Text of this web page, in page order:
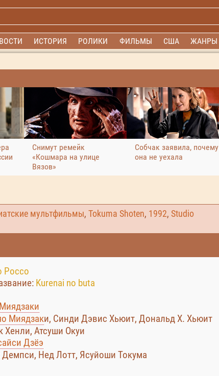
ИСТОРИЯ РОЛИКИ ФИЛЬМЫ США ЖАНРЫ
Снимут ремейк
«Кошмара на улице
Вязов»
Собчак заявила, почему
она не уехала
мультфильмы, Tokuma Shoten, 1992, Studio
Россо
Kurenai no buta
Миядзаки, Синди Дэвис Хьюит, Дональд Х. Хьюит
Хенли, Атсуши Окуи
Дзёэ
Нед Лотт, Ясуйоши Токума